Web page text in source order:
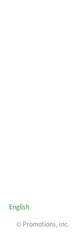
English
© Promotions, Inc.